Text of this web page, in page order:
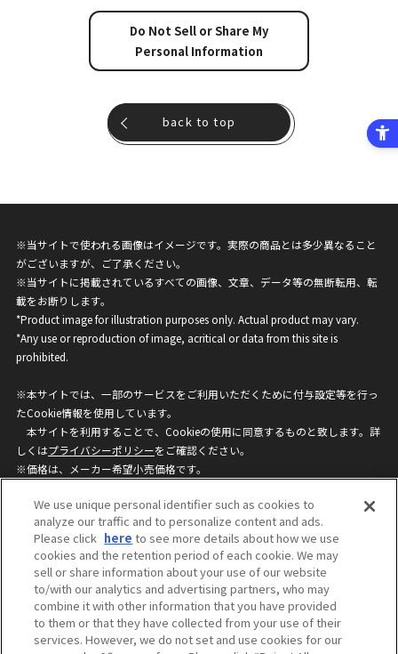
Do Not Sell or Share My
Personal Information
back to top
※当サイトで使われる画像はイメージです。実際の商品とは多少異なること
がございますが、ご了承ください。
※当サイトに掲載されているすべての画像、文章、データ等の無断転用、転
載をお断りします。
*Product image for illustration purposes only. Actual product may vary.
*Any use or reproduction of image, acritical or data from this site is
prohibited.
※本サイトでは、一部のサービスをご利用いただくために付与設定等を行っ
たCookie情報を使用しています。
本サイトを利用することで、Cookieの使用に同意するものと致します。詳
しくはプライバシーポリシーをご確認ください。
※価格は、メーカー希望小売価格です。
ざいますのでご了承ください。
privacypolicy
Do Not Sell or Share My
Personal Information
ウェブサイトご利用条件
ソーシャルメディアポリシー
個人情報保護方針
お問い合わせ
We use unique personal identifier such as cookies to
analyze our traffic and to personalize content and ads.
Please click here to see more details about how we use
cookies and the retention period of each cookie. We may
sell or share information about your use of our website
to/with our analytics and advertising partners, who may
combine it with other information that you have provided
to them or that they have collected from your use of their
services. However, we do not set and use cookies for our